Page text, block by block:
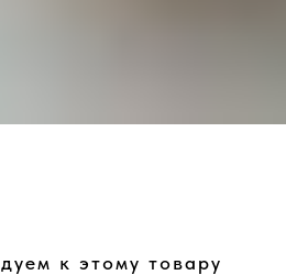
к этому товару